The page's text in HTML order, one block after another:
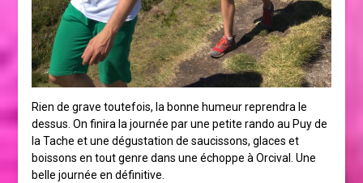
Rien de grave toutefois, la bonne humeur reprendra le
dessus. On finira la journée par une petite rando au Puy de
la Tache et une dégustation de saucissons, glaces et
boissons en tout genre dans une échoppe à Orcival. Une
belle journée en définitive.